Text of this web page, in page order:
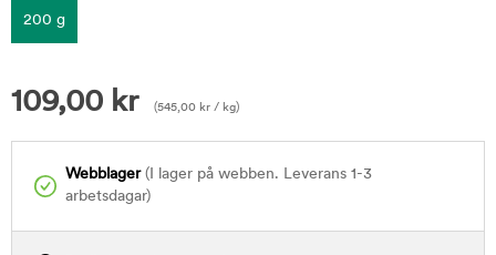
200 g
109,00 kr (545,00 kr / kg)
Webblager(I lager på webben. Leverans 1-3
arbetsdagar)